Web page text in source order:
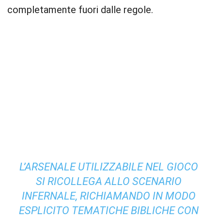
completamente fuori dalle regole.
L’ARSENALE UTILIZZABILE NEL GIOCO
SI RICOLLEGA ALLO SCENARIO
INFERNALE, RICHIAMANDO IN MODO
ESPLICITO TEMATICHE BIBLICHE CON